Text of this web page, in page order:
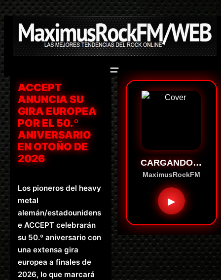
Saltar
al
contenido
ACCEPT
ANUNCIA SU
GIRA EUROPEA
POR EL 50.º
ANIVERSARIO
EN OTOÑO DE
2026
Los pioneros del heavy
metal
alemán/estadounidens
e ACCEPT celebrarán
su 50.º aniversario con
una extensa gira
europea a finales de
2026, lo que marcará
CARGANDO…
MaximusRockFM
▶